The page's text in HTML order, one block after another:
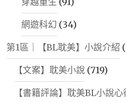
網遊科幻 (34)
第1區｜【BL耽美】小說介紹
【文案】耽美小說(719)
【書籍評論】耽美BL小說